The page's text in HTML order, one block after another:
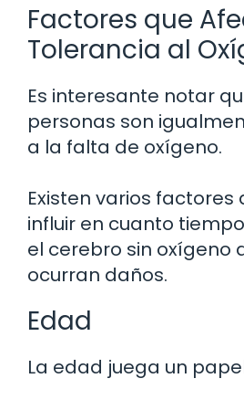
Factores que
Tolerancia al
Es interesante notar
personas son
a la falta de oxígeno.
Existen varios factores
influir en cuanto
el cerebro sin oxígeno
ocurran daños.
Edad
La edad juega un